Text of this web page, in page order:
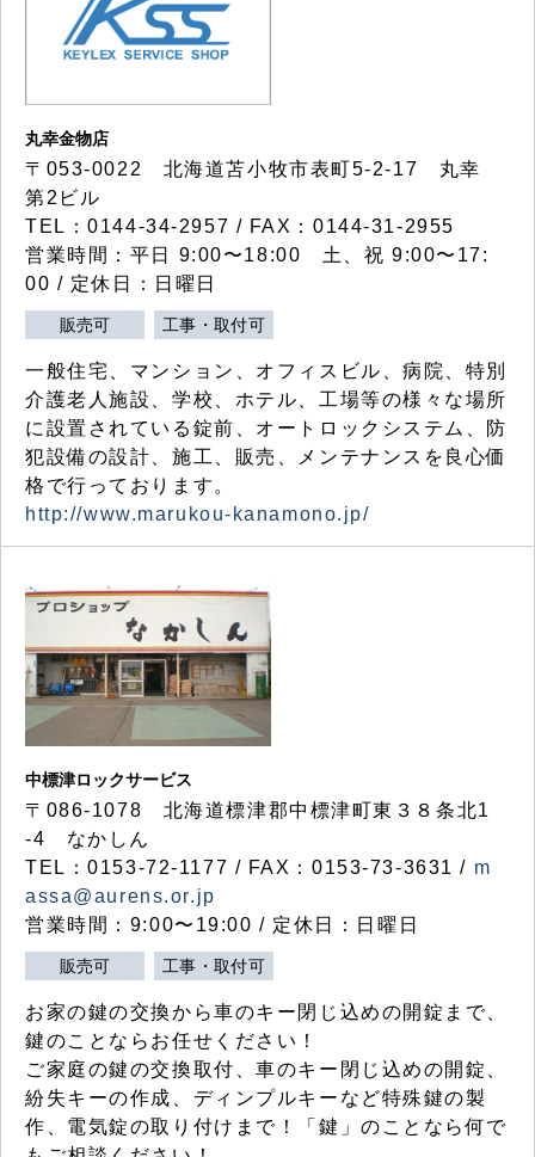
丸幸金物店
〒053-0022 北海道苫小牧市表町5-2-17 丸幸
第2ビル
TEL：0144-34-2957 / FAX：0144-31-2955
営業時間：平日 9:00〜18:00 土、祝 9:00〜17:
00 / 定休日：日曜日
販売可 工事・取付可
一般住宅、マンション、オフィスビル、病院、特別
介護老人施設、学校、ホテル、工場等の様々な場所
に設置されている錠前、オートロックシステム、防
犯設備の設計、施工、販売、メンテナンスを良心価
格で行っております。
http://www.marukou-kanamono.jp/
中標津ロックサービス
〒086-1078 北海道標津郡中標津町東３８条北1
-4 なかしん
TEL：0153-72-1177 / FAX：0153-73-3631 / m
assa@aurens.or.jp
営業時間：9:00〜19:00 / 定休日：日曜日
販売可 工事・取付可
お家の鍵の交換から車のキー閉じ込めの開錠まで、
鍵のことならお任せください！
ご家庭の鍵の交換取付、車のキー閉じ込めの開錠、
紛失キーの作成、ディンプルキーなど特殊鍵の製
作、電気錠の取り付けまで！「鍵」のことなら何で